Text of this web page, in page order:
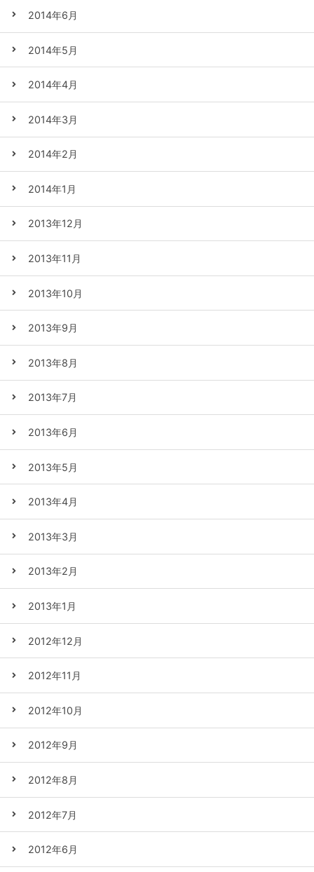
2014年6月
2014年5月
2014年4月
2014年3月
2014年2月
2014年1月
2013年12月
2013年11月
2013年10月
2013年9月
2013年8月
2013年7月
2013年6月
2013年5月
2013年4月
2013年3月
2013年2月
2013年1月
2012年12月
2012年11月
2012年10月
2012年9月
2012年8月
2012年7月
2012年6月